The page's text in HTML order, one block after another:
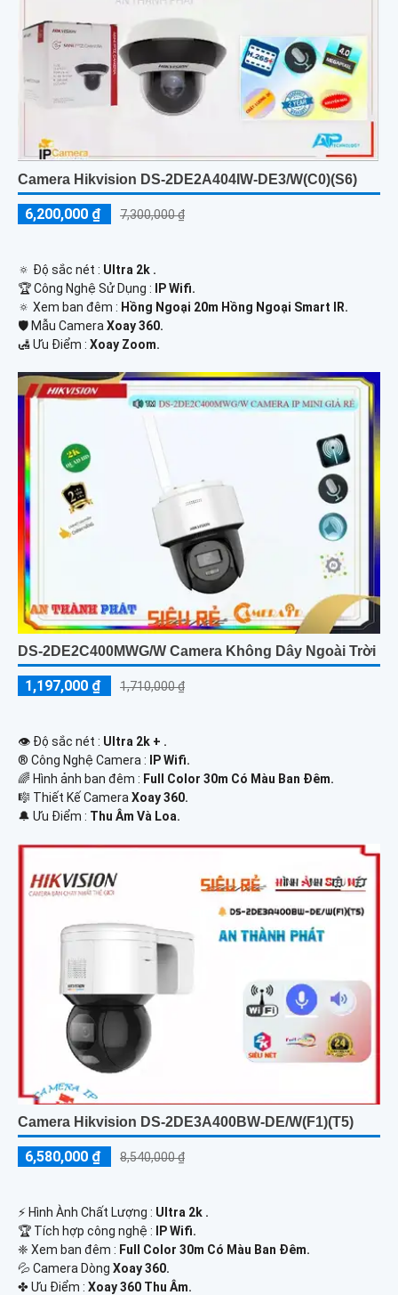
Camera Hikvision DS-2DE2A404IW-DE3/W(C0)(S6)
6,200,000 ₫ 7,300,000 ₫
🔅 Độ sắc nét : Ultra 2k .
🏆 Công Nghệ Sử Dụng :
IP Wifi.
🔅 Xem ban đêm : Hồng Ngoại 20m Hồng Ngoại Smart IR.
🛡 Mẫu CameraXoay 360.
️🛃 Ưu Điểm : Xoay Zoom.
DS-2DE2C400MWG/W Camera Không Dây Ngoài Trời
1,197,000 ₫ 1,710,000 ₫
👁 Độ sắc nét : Ultra 2k + .
®️ Công Nghệ Camera :
IP Wifi.
🌈 Hình ảnh ban đêm : Full Color 30m Có Màu Ban Ðêm.
🎼️ Thiết Kế Camera Xoay 360.
️🔔 Ưu Điểm : Thu Âm Và Loa.
Camera Hikvision DS-2DE3A400BW-DE/W(F1)(T5)
6,580,000 ₫ 8,540,000 ₫
️⚡ Hình Ành Chất Lượng : Ultra 2k .
🏆 Tích hợp công nghệ :
IP Wifi.
❈ Xem ban đêm : Full Color 30m Có Màu Ban Đêm.
💦 Camera Dòng Xoay 360.
️✤ Ưu Điểm : Xoay 360 Thu Âm.